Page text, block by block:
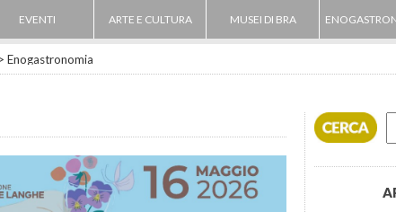
EVENTI ARTE E CULTURA MUSEI DI BRA
> Enogastronomia